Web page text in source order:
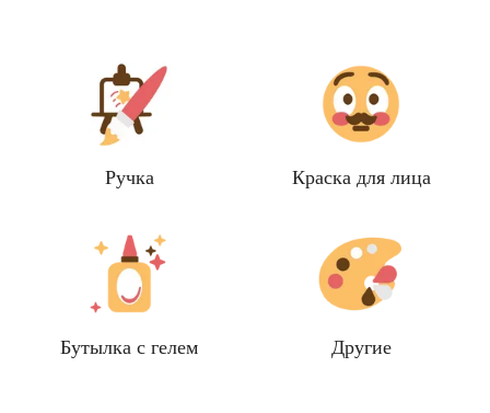
Ручка Краска для лица
Бутылка с гелем Другие